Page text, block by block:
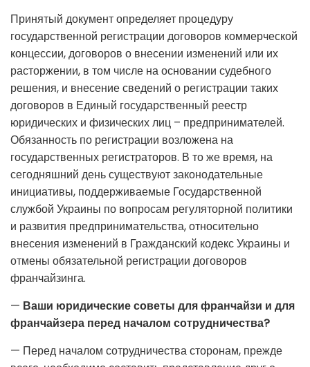
Принятый документ определяет процедуру
государственной регистрации договоров коммерческой
концессии, договоров о внесении изменений или их
расторжении, в том числе на основании судебного
решения, и внесение сведений о регистрации таких
договоров в Единый государственный реестр
юридических и физических лиц – предпринимателей.
Обязанность по регистрации возложена на
государственных регистраторов. В то же время, на
сегодняшний день существуют законодательные
инициативы, поддерживаемые Государственной
службой Украины по вопросам регуляторной политики
и развития предпринимательства, относительно
внесения изменений в Гражданский кодекс Украины и
отмены обязательной регистрации договоров
франчайзинга.
— Ваши юридические советы для франчайзи и для
франчайзера перед началом сотрудничества?
— Перед началом сотрудничества сторонам, прежде